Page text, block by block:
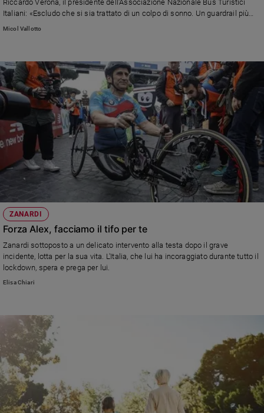
Sanremo
2026
e
streaming
Libri
Arte
Famiglia
ed
educazione
e
figli
Nonni
Coppia
giovani
Bioetica
Riflessioni
Riccardo Verona, il presidente dell'Associazione Nazionale Bus Turistici
Italiani: «Escludo che si sia trattato di un colpo di sonno. Un guardrail più
resistente avrebbe potuto fare la differenza»
Micol Vallotto
ZANARDI
Forza Alex, facciamo il tifo per te
Zanardi sottoposto a un delicato intervento alla testa dopo il grave
incidente, lotta per la sua vita. L'Italia, che lui ha incoraggiato durante tutto il
lockdown, spera e prega per lui.
Elisa Chiari